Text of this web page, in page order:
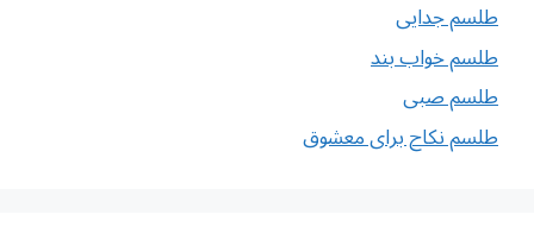
طلسم جدایی
طلسم خواب بند
طلسم صبی
طلسم نکاح برای معشوق